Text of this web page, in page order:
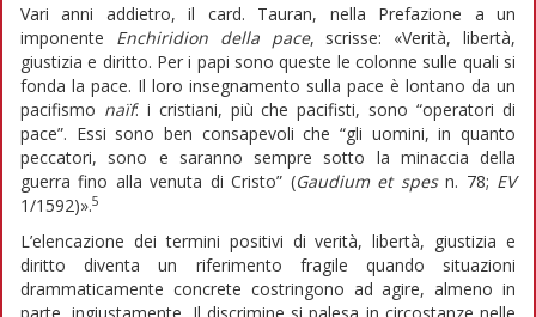
Vari anni addietro, il card. Tauran, nella Prefazione a un
imponente Enchiridion della pace, scrisse: «Verità, libertà,
giustizia e diritto. Per i papi sono queste le colonne sulle quali si
fonda la pace. Il loro insegnamento sulla pace è lontano da un
pacifismo naïf: i cristiani, più che pacifisti, sono “operatori di
pace”. Essi sono ben consapevoli che “gli uomini, in quanto
peccatori, sono e saranno sempre sotto la minaccia della
guerra fino alla venuta di Cristo” (Gaudium et spesn. 78; EV
1/1592)».5
L’elencazione dei termini positivi di verità, libertà, giustizia e
diritto diventa un riferimento fragile quando situazioni
drammaticamente concrete costringono ad agire, almeno in